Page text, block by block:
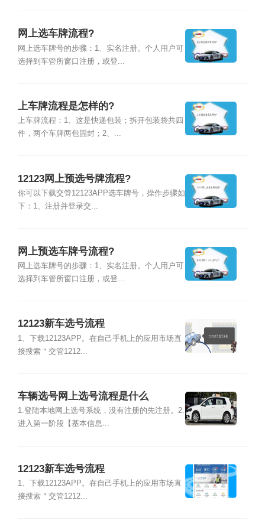
网上选车牌流程?
网上选车牌号的步骤：1、实名注册。个人用户可
选择到车管所窗口注册，或登...
上车牌流程是怎样的?
上车牌流程：1、这是快递包装；拆开包装袋共四
件，两个车牌两包固封；2、...
12123网上预选号牌流程?
你可以下载交管12123APP选车牌号，操作步骤如
下：1、注册并登录交...
网上预选车牌号流程?
网上选车牌号的步骤：1、实名注册。个人用户可
选择到车管所窗口注册，或登...
12123新车选号流程
1、下载12123APP。在自己手机上的应用市场直
接搜索＂交管1212...
车辆选号网上选号流程是什么
1.登陆本地网上选号系统，没有注册的先注册。2.
进入第一阶段【基本信息...
12123新车选号流程
1、下载12123APP。在自己手机上的应用市场直
接搜索＂交管1212...